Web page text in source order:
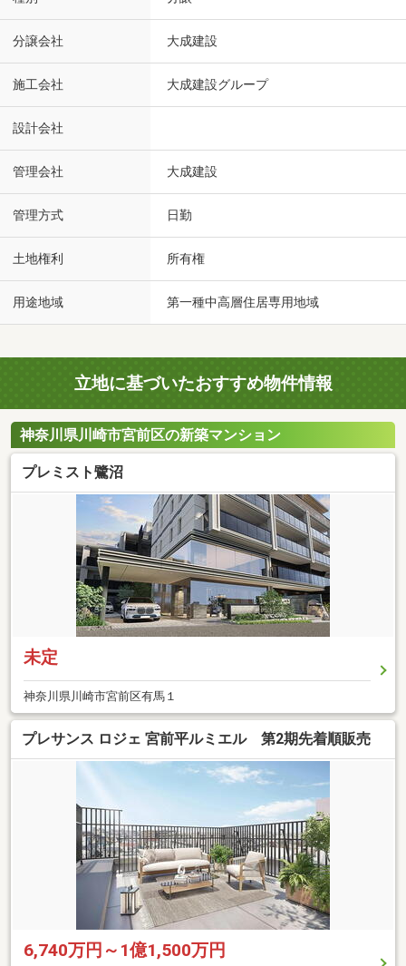
分譲会社 大成建設
施工会社 大成建設グループ
設計会社
管理会社 大成建設
管理方式 日勤
土地権利 所有権
用途地域 第一種中高層住居専用地域
立地に基づいたおすすめ物件情報
神奈川県川崎市宮前区の新築マンション
プレミスト鷺沼
未定
神奈川県川崎市宮前区有馬１
プレサンス ロジェ 宮前平ルミエル 第2期先着順販売
6,740万円～1億1,500万円